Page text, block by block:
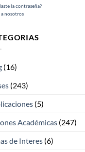
la contraseña?
a nosotros
(16)
(243)
(5)
Académicas(247)
de Interes(6)